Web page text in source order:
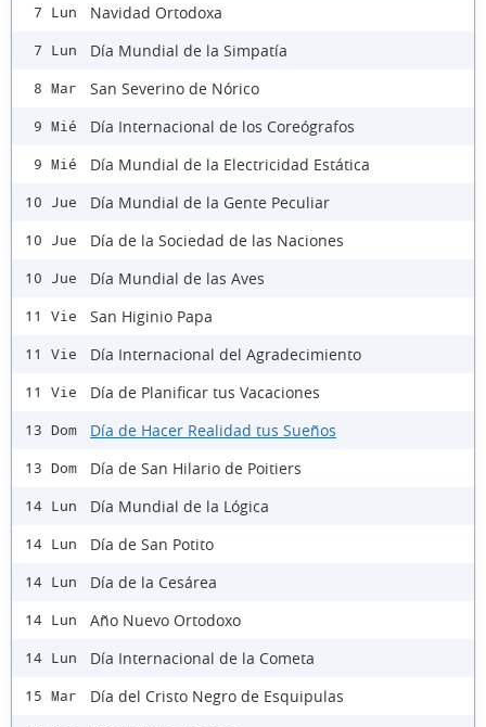
7 Lun Navidad Ortodoxa
7 Lun Día Mundial de la Simpatía
8 Mar San Severino de Nórico
9 Mié Día Internacional de los Coreógrafos
9 Mié Día Mundial de la Electricidad Estática
10 Jue Día Mundial de la Gente Peculiar
10 Jue Día de la Sociedad de las Naciones
10 Jue Día Mundial de las Aves
11 Vie San Higinio Papa
11 Vie Día Internacional del Agradecimiento
11 Vie Día de Planificar tus Vacaciones
13 Dom Día de Hacer Realidad tus Sueños
13 Dom Día de San Hilario de Poitiers
14 Lun Día Mundial de la Lógica
14 Lun Día de San Potito
14 Lun Día de la Cesárea
14 Lun Año Nuevo Ortodoxo
14 Lun Día Internacional de la Cometa
15 Mar Día del Cristo Negro de Esquipulas